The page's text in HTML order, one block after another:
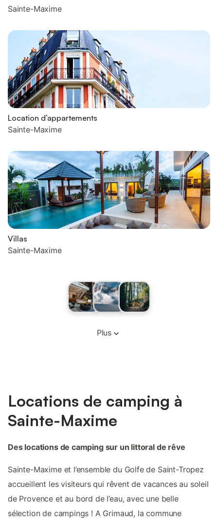
Sainte-Maxime
Location d’appartements
Sainte-Maxime
Villas
Sainte-Maxime
Plus
Locations de camping à
Sainte-Maxime
Des locations de camping sur un littoral de rêve
Sainte-Maxime et l’ensemble du Golfe de Saint-Tropez
accueillent les visiteurs qui rêvent de vacances au soleil
de Provence et au bord de l’eau, avec une belle
sélection de campings ! A Grimaud, la commune